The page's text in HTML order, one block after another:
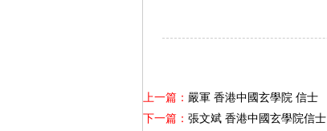
上一篇： 嚴軍 香港中國玄學院 信士
下一篇： 張文斌 香港中國玄學院信士